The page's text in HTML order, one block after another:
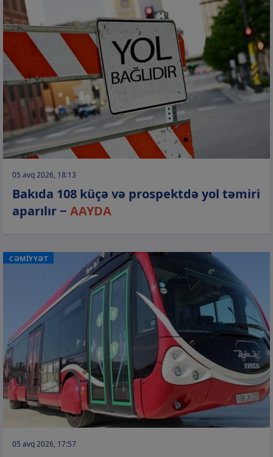
05 avq 2026, 18:13
Bakıda 108 küçə və prospektdə yol təmiri
aparılır − AAYDA
CƏMİYYƏT
05 avq 2026, 17:57